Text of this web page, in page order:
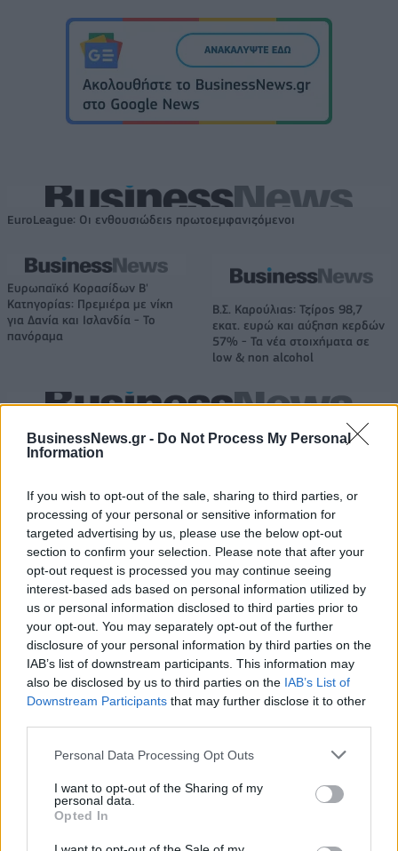
BusinessNews.gr - Do Not Process My Personal
Information
If you wish to opt-out of the sale, sharing to third parties, or
processing of your personal or sensitive information for
targeted advertising by us, please use the below opt-out
section to confirm your selection. Please note that after your
opt-out request is processed you may continue seeing
interest-based ads based on personal information utilized by
us or personal information disclosed to third parties prior to
your opt-out. You may separately opt-out of the further
disclosure of your personal information by third parties on the
IAB’s list of downstream participants. This information may
also be disclosed by us to third parties on the IAB’s List of
Downstream Participants that may further disclose it to other
Personal Data Processing Opt Outs
I want to opt-out of the Sharing of my
personal data.
Opted In
EuroLeague: Οι ενθουσιώδεις πρωτοεμφανιζόμενοι
Ευρωπαϊκό Κορασίδων Β'
Κατηγορίας: Πρεμιέρα με νίκη
για Δανία και Ισλανδία - Το
πανόραμα
Β.Σ. Καρούλιας: Τζίρος 98,7
εκατ. ευρώ και αύξηση κερδών
57% - Τα νέα στοιχήματα σε
low & non alcohol
Metlen: Ρεκόρ EBITDA στο α' εξάμηνο, στα 550 εκατ. ευρώ – Καθαρά
κέρδη 313 εκατ. ευρώ
Χρηματοδότηση 8 εκατ. ευρώ
σε 843 μέσα ενημέρωσης-
Ξεκίνησε το πενταετές
πρόγραμμα ενίσχυσης του
Τύπου
Media: Με ενίσχυση 8 εκατ.
ευρώ σε 451 επιχειρήσεις
ξεκίνησε το πρόγραμμα
στήριξης- Κάλυψη εισφορών
ΕΔΟΕΑΠ
IAB Hellas: Νέα Διοικούσα Επιτροπή και νέο Διοικητικό Συμβούλιο -
Πρόεδρος ο Γαληνός Γιαγλής
Νέο Audi A2 e-tron με στόχο
την κορυφή της
Η Chery επενδύει 75 εκατ.
δολάρια στην KG Mobility
Το FIAT 500 Hybrid τώρα από 18.990 ευρώ